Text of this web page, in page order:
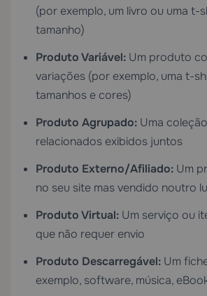
(por exemplo, um livro ou uma t-
tamanho)
Produto Variável: Um produto
variações (por exemplo, uma t-
tamanhos e cores)
Produto Agrupado: Uma
relacionados exibidos juntos
Produto Externo/Afiliado: Um
no seu site mas vendido noutro
Produto Virtual: Um serviço ou
que não requer envio
Produto Descarregável: Um
exemplo, software, música,